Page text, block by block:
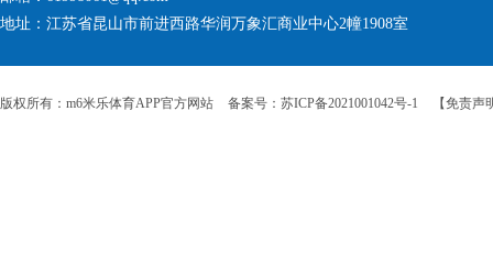
地址：江苏省昆山市前进西路华润万象汇商业中心2幢1908室
版权所有：m6米乐体育APP官方网站 备案号：苏ICP备2021001042号-1 【免责声